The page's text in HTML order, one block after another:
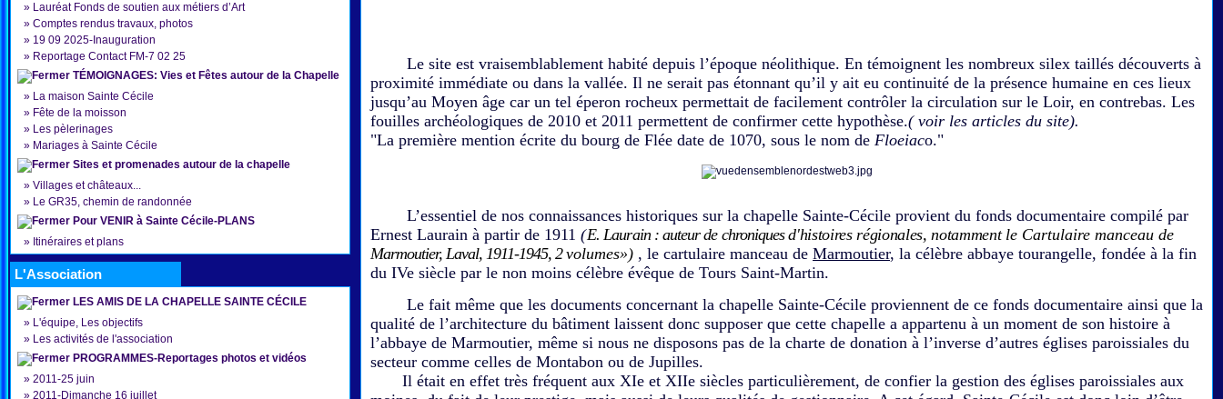
» Lauréat Fonds de soutien aux métiers d’Art
» Comptes rendus travaux, photos
» 19 09 2025-Inauguration
» Reportage Contact FM-7 02 25
TÉMOIGNAGES: Vies et Fêtes autour de la Chapelle
» La maison Sainte Cécile
» Fête de la moisson
» Les pèlerinages
» Mariages à Sainte Cécile
Sites et promenades autour de la chapelle
» Villages et châteaux...
» Le GR35, chemin de randonnée
Pour VENIR à Sainte Cécile-PLANS
» Itinéraires et plans
L'Association
LES AMIS DE LA CHAPELLE SAINTE CÉCILE
» L'équipe, Les objectifs
» Les activités de l'association
PROGRAMMES-Reportages photos et vidéos
» 2011-25 juin
» 2011-Dimanche 16 juillet
Le site est vraisemblablement habité depuis l’époque néolithique. En témoignent les nombreux silex taillés découverts à
proximité immédiate ou dans la vallée. Il ne serait pas étonnant qu’il y ait eu continuité de la présence humaine en ces lieux
jusqu’au Moyen âge car un tel éperon rocheux permettait de facilement contrôler la circulation sur le Loir, en contrebas. Les
fouilles archéologiques de 2010 et 2011 permettent de confirmer cette hypothèse.( voir les articles du site).
"La première mention écrite du bourg de Flée date de 1070, sous le nom de Floeiaco."
L’essentiel de nos connaissances historiques sur la chapelle Sainte-Cécile provient du fonds documentaire compilé par
Ernest Laurain à partir de 1911 (E. Laurain : auteur de chroniquesd'histoires régionales, notamment le Cartulaire manceau de
Marmoutier, Laval, 1911-1945, 2volumes») , le cartulaire manceau de Marmoutier, la célèbre abbaye tourangelle, fondée à la fin
du IVe siècle par le non moins célèbre évêque de Tours Saint-Martin.
Le fait même que les documents concernant la chapelle Sainte-Cécile proviennent de ce fonds documentaire ainsi que la
qualité de l’architecture du bâtiment laissent donc supposer que cette chapelle a appartenu à un moment de son histoire à
l’abbaye de Marmoutier, même si nous ne disposons pas de la charte de donation à l’inverse d’autres églises paroissiales du
secteur comme celles de Montabon ou de Jupilles.
Il était en effet très fréquent aux XIe et XIIe siècles particulièrement, de confier la gestion des églises paroissiales aux